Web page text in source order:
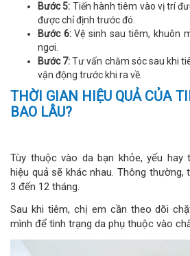
Bước 5: Tiến hành tiêm vào vị trí
được chỉ định trước đó.
Bước 6:Vệ sinh sau tiêm, khuôn
ngơi.
Bước 7:Tư vấn chăm sóc sau khi
vận động trước khi ra về.
THỜI GIAN HIỆU QUẢ CỦA
BAO LÂU?
Tùy thuộc vào da bạn khỏe, yếu hay
hiệu quả sẽ khác nhau. Thông
3 đến 12 tháng.
Sau khi tiêm, chị em cần theo dõi
mình để tình trạng da phụ thuộc vào